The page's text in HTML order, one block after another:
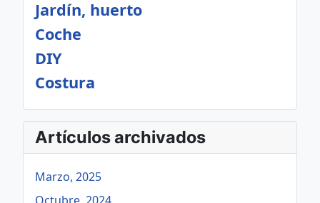
Jardín, huerto
Coche
DIY
Costura
Artículos archivados
Marzo, 2025